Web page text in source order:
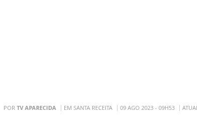
POR TV APARECIDA EM SANTA RECEITA 09 AGO 2023 - 09H53